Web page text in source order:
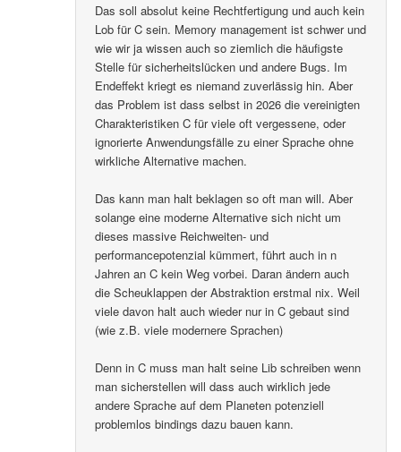
Das soll absolut keine Rechtfertigung und auch kein
Lob für C sein. Memory management ist schwer und
wie wir ja wissen auch so ziemlich die häufigste
Stelle für sicherheitslücken und andere Bugs. Im
Endeffekt kriegt es niemand zuverlässig hin. Aber
das Problem ist dass selbst in 2026 die vereinigten
Charakteristiken C für viele oft vergessene, oder
ignorierte Anwendungsfälle zu einer Sprache ohne
wirkliche Alternative machen.
Das kann man halt beklagen so oft man will. Aber
solange eine moderne Alternative sich nicht um
dieses massive Reichweiten- und
performancepotenzial kümmert, führt auch in n
Jahren an C kein Weg vorbei. Daran ändern auch
die Scheuklappen der Abstraktion erstmal nix. Weil
viele davon halt auch wieder nur in C gebaut sind
(wie z.B. viele modernere Sprachen)
Denn in C muss man halt seine Lib schreiben wenn
man sicherstellen will dass auch wirklich jede
andere Sprache auf dem Planeten potenziell
problemlos bindings dazu bauen kann.